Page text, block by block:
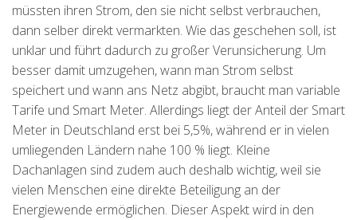
müssten ihren Strom, den sie nicht selbst verbrauchen,
dann selber direkt vermarkten. Wie das geschehen soll, ist
unklar und führt dadurch zu großer Verunsicherung. Um
besser damit umzugehen, wann man Strom selbst
speichert und wann ans Netz abgibt, braucht man variable
Tarife und Smart Meter. Allerdings liegt der Anteil der Smart
Meter in Deutschland erst bei 5,5%, während er in vielen
umliegenden Ländern nahe 100 % liegt. Kleine
Dachanlagen sind zudem auch deshalb wichtig, weil sie
vielen Menschen eine direkte Beteiligung an der
Energiewende ermöglichen. Dieser Aspekt wird in den